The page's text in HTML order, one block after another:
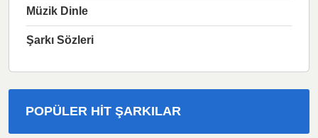
Müzik Dinle
Şarkı Sözleri
POPÜLER HIT ŞARKILAR